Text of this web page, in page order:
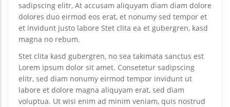
sadipscing elitr, At accusam aliquyam diam diam dolore
dolores duo eirmod eos erat, et nonumy sed tempor et
et invidunt justo labore Stet clita ea et gubergren, kasd
magna no rebum.
Stet clita kasd gubergren, no sea takimata sanctus est
Lorem ipsum dolor sit amet. Consetetur sadipscing
elitr, sed diam nonumy eirmod tempor invidunt ut
labore et dolore magna aliquyam erat, sed diam
voluptua. Ut wisi enim ad minim veniam, quis nostrud